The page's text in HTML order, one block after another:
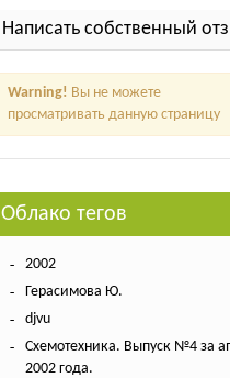
Написать собственный
Warning! Вы не можете
просматривать данную страницу
Облако тегов
2002
Герасимова Ю.
djvu
Схемотехника. Выпуск №4 за
2002 года.